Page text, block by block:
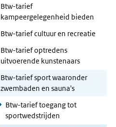
Btw-tarief
kampeergelegenheid bieden
Btw-tarief cultuur en recreatie
Btw-tarief optredens
uitvoerende kunstenaars
Btw-tarief sport waaronder
zwembaden en sauna's
Btw-tarief toegang tot
sportwedstrijden